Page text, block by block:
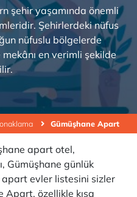
Gümüşhane Apart
şehir yaşamında önemli
Şehirlerdeki nüfus
nüfuslu bölgelerde
en verimli şekilde
apart otel,
Gümüşhane günlük
evler listesini sizler
Apart, özellikle kısa